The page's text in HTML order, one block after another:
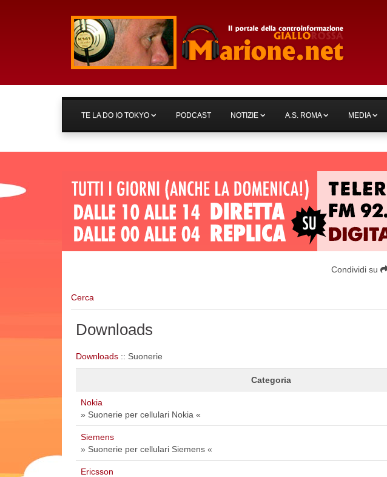
TE LA DO IO TOKYO PODCAST NOTIZIE A.S. ROMA MEDIA
Condividi su
Cerca
Downloads
Downloads :: Suonerie
Categoria
Nokia
» Suonerie per cellulari Nokia «
Siemens
» Suonerie per cellulari Siemens «
Ericsson